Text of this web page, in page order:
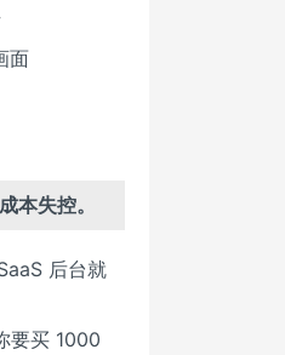
面
本失控。
后台就
要买 1000